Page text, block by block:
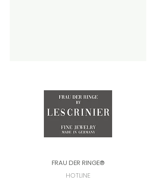
FRAU DER RINGE®
HOTLINE